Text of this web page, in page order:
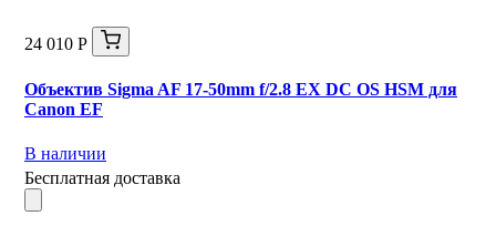
24 010 Р
Объектив Sigma AF 17-50mm f/2.8 EX DC OS HSM для
Canon EF
В наличии
Бесплатная доставка